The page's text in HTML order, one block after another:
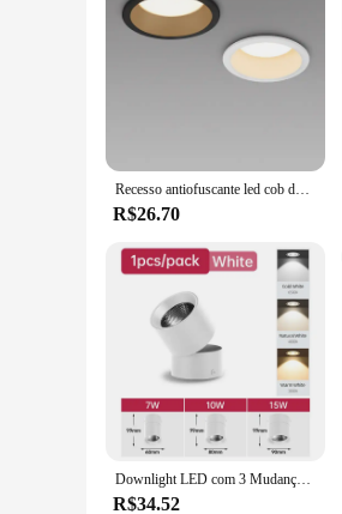
Recesso antiofuscante led cob downlight 12w 9w 220v luz do ponto da lâmpada do teto 5w 7w casa sala de estar quarto iluminação interior
R$26.70
Downlight LED com 3 Mudança de Cor, Home-Appliance Decoração, Lâmpadas de Teto Interior, Luminárias Quarto, Quarto Lustre, Spot Lights
R$34.52